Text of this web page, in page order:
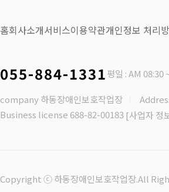
홈회사소개서비스이용약관개인정보 처리
055-884-1331평일 : AM 08:30
company 하동장애인보호작업장
Business license 688-82-00183 [사업자 정
Copyright ⓒ 하동장애인보호작업장.All